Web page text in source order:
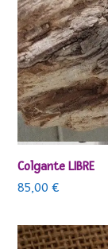
Colgante LIBRE
85,00€